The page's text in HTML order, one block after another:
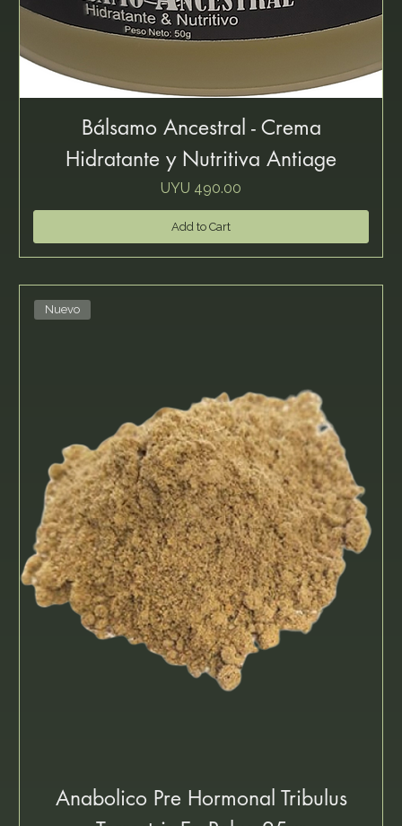
Bálsamo Ancestral - Crema
Hidratante y Nutritiva Antiage
Price
UYU 490.00
Add to Cart
Nuevo
Anabolico Pre Hormonal Tribulus